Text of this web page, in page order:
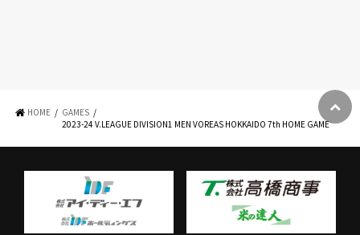
HOME
GAMES
2023-24 V.LEAGUE DIVISION1 MEN VOREAS HOKKAIDO 7th HOME GAME